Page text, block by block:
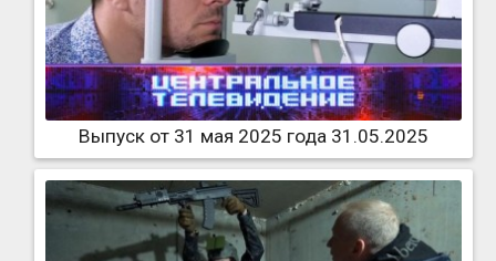
Выпуск от 31 мая 2025 года 31.05.2025